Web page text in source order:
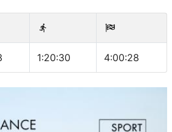
1:20:30 4:00:28